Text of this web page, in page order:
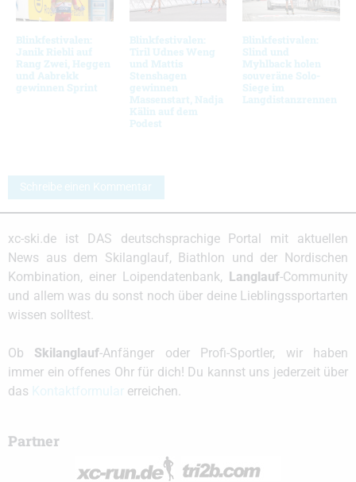
Blinkfestivalen:
Janik Riebli auf
Rang Zwei, Heggen
und Aabrekk
gewinnen Sprint
Blinkfestivalen:
Tiril Udnes Weng
und Mattis
Stenshagen
gewinnen
Massenstart, Nadja
Kälin auf dem
Podest
Blinkfestivalen:
Slind und
Myhlback holen
souveräne Solo-
Siege im
Langdistanzrennen
Schreibe einen Kommentar
xc-ski.de ist DAS deutschsprachige Portal mit aktuellen
News aus dem Skilanglauf, Biathlon und der Nordischen
Kombination, einer Loipendatenbank, Langlauf-Community
und allem was du sonst noch über deine Lieblingssportarten
wissen solltest.
Ob Skilanglauf-Anfänger oder Profi-Sportler, wir haben
immer ein offenes Ohr für dich! Du kannst uns jederzeit über
das
erreichen.
Partner